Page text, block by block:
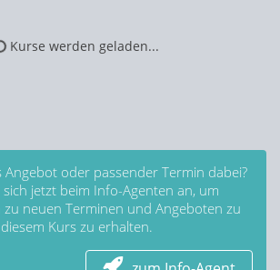
Kurse werden geladen...
Angebot oder passender Termin dabei?
sich jetzt beim Info-Agenten an, um
neuen Terminen und Angeboten zu
diesem Kurs zu erhalten.